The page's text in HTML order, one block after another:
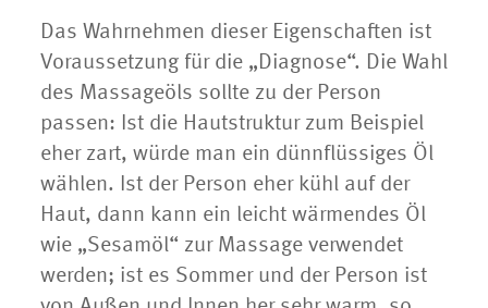
Das Wahrnehmen dieser Eigenschaften ist
Voraussetzung für die „Diagnose“. Die Wahl
des Massageöls sollte zu der Person
passen: Ist die Hautstruktur zum Beispiel
eher zart, würde man ein dünnflüssiges Öl
wählen. Ist der Person eher kühl auf der
Haut, dann kann ein leicht wärmendes Öl
wie „Sesamöl“ zur Massage verwendet
werden; ist es Sommer und der Person ist